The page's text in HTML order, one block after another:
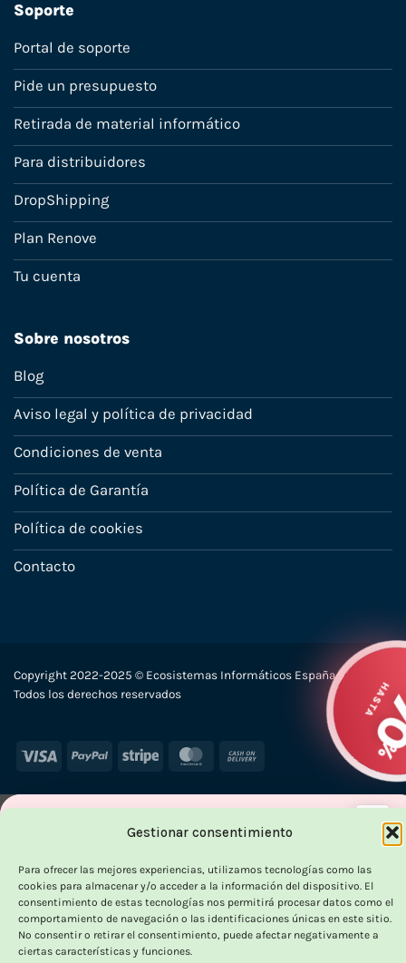
Gestionar consentimiento
Para ofrecer las mejores experiencias, utilizamos tecnologías como las
cookies para almacenar y/o acceder a la información del dispositivo. El
consentimiento de estas tecnologías nos permitirá procesar datos como el
comportamiento de navegación o las identificaciones únicas en este sitio.
No consentir o retirar el consentimiento, puede afectar negativamente a
ciertas características y funciones.
Soporte
Portal de soporte
Pide un presupuesto
Retirada de material informático
Para distribuidores
DropShipping
Plan Renove
Tu cuenta
Sobre nosotros
Blog
Aviso legal y política de privacidad
Condiciones de venta
Política de Garantía
Política de cookies
Contacto
Copyright 2022-2025 © Ecosistemas Informáticos España SL –
Todos los derechos reservados
Visa PayPal Stripe MasterCard
OUTLET VORPC